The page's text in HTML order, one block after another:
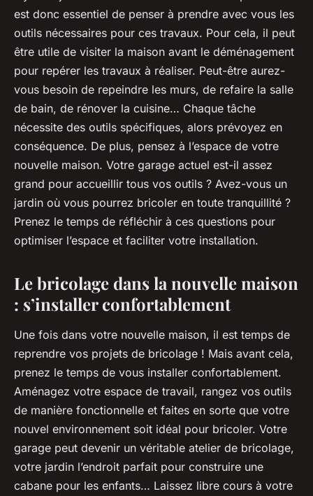
est donc essentiel de penser à prendre avec vous les
outils nécessaires pour ces travaux. Pour cela, il peut
être utile de visiter la maison avant le déménagement
pour repérer les travaux à réaliser. Peut-être aurez-
vous besoin de repeindre les murs, de refaire la salle
de bain, de rénover la cuisine… Chaque tâche
nécessite des outils spécifiques, alors prévoyez en
conséquence. De plus, pensez à l’espace de votre
nouvelle maison. Votre garage actuel est-il assez
grand pour accueillir tous vos outils ? Avez-vous un
jardin où vous pourrez bricoler en toute tranquillité ?
Prenez le temps de réfléchir à ces questions pour
optimiser l’espace et faciliter votre installation.
Le bricolage dans la nouvelle maison
: s’installer confortablement
Une fois dans votre nouvelle maison, il est temps de
reprendre vos projets de bricolage ! Mais avant cela,
prenez le temps de vous installer confortablement.
Aménagez votre espace de travail, rangez vos outils
de manière fonctionnelle et faites en sorte que votre
nouvel environnement soit idéal pour bricoler. Votre
garage peut devenir un véritable atelier de bricolage,
votre jardin l’endroit parfait pour construire une
cabane pour les enfants… Laissez libre cours à votre